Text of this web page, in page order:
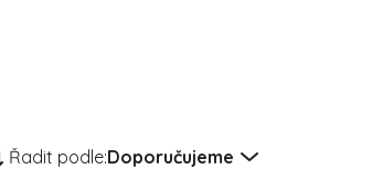
Řazení produktů
Řadit podle:Doporučujeme